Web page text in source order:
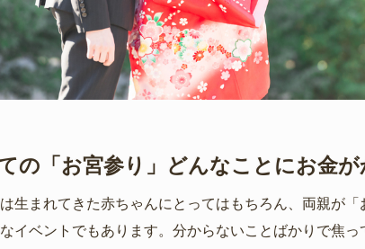
の「お宮参り」どんなことにお金が
生まれてきた赤ちゃんにとってはもちろん、両親が
イベントでもあります。分からないことばかりで焦